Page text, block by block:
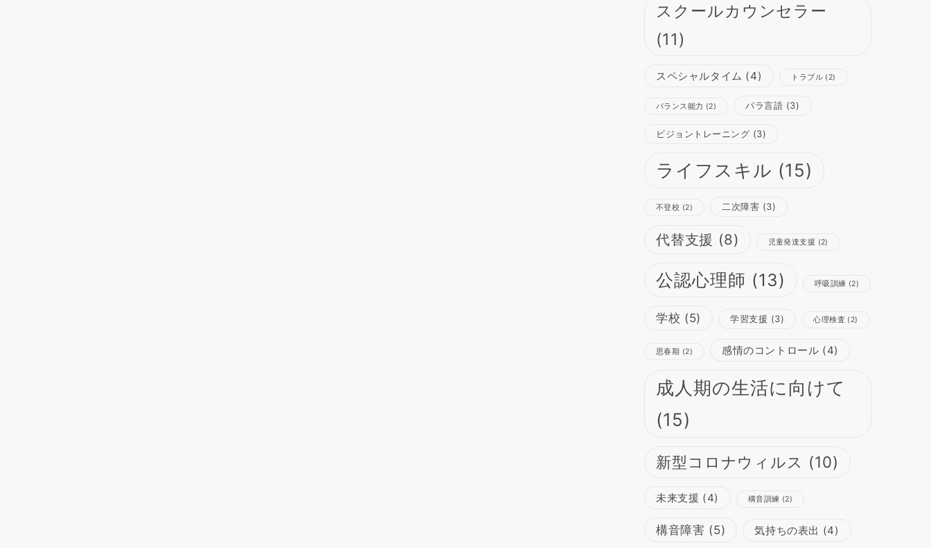
スクールカウンセラー
(11)
スペシャルタイム (4) トラブル (2)
バランス能力 (2) パラ言語 (3)
ビジョントレーニング (3)
ライフスキル (15)
不登校 (2) 二次障害 (3)
代替支援 (8) 児童発達支援 (2)
公認心理師 (13) 呼吸訓練 (2)
学校 (5) 学習支援 (3) 心理検査 (2)
思春期 (2) 感情のコントロール (4)
成人期の生活に向けて
(15)
新型コロナウィルス (10)
未来支援 (4) 構音訓練 (2)
構音障害 (5) 気持ちの表出 (4)